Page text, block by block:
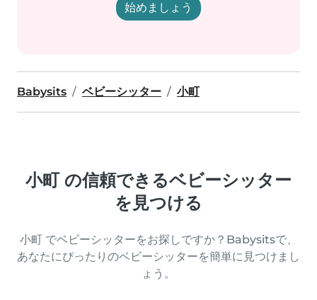
始めましょう
Babysits ベビーシッター 小町
小町 の信頼できるベビーシッター
を見つける
小町 でベビーシッターをお探しですか？Babysitsで、
あなたにぴったりのベビーシッターを簡単に見つけまし
ょう。